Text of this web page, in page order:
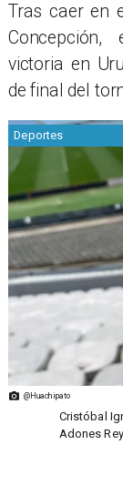
Tras caer en
victoria en
de final del
@Huachipato
Deportes
Cristóbal
Adones